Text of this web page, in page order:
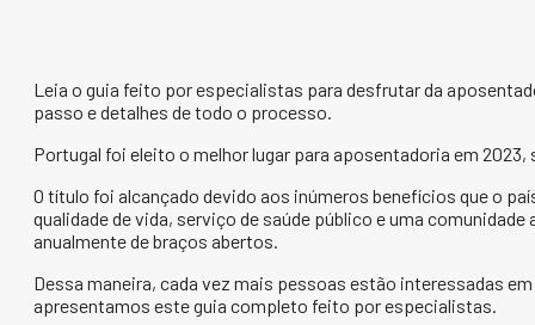
Leia o guia feito por especialistas para desfrutar da
passo e detalhes de todo o processo.
Portugal foi eleito o melhor lugar para aposentadoria em
O título foi alcançado devido aos inúmeros benefícios que o
qualidade de vida, serviço de saúde público e uma
anualmente de braços abertos.
Dessa maneira, cada vez mais pessoas estão interessadas
apresentamos este guia completo feito por especialistas.